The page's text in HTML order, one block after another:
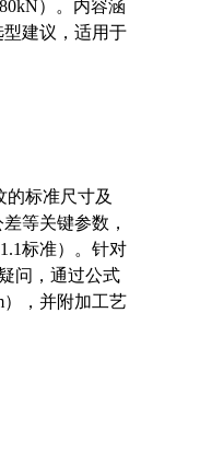
）。内容涵
建议，适用于
的标准尺寸及
等关键参数，
标准）。针对
问，通过公式
，并附加工艺